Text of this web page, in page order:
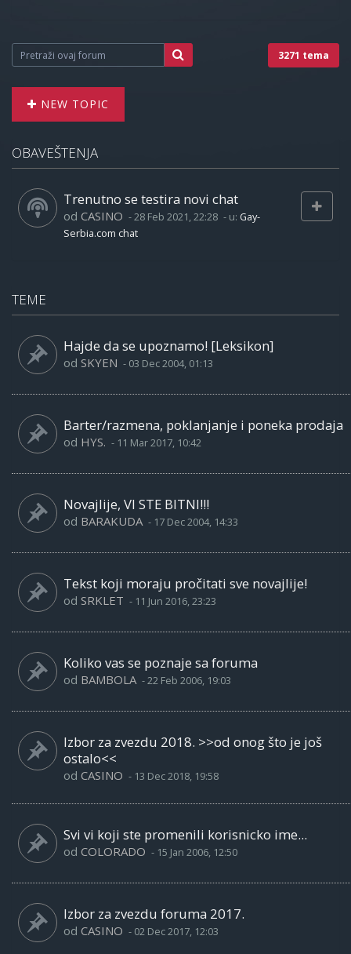
3271 tema
NEW TOPIC
OBAVEŠTENJA
Trenutno se testira novi chat
od CASINO -28 Feb 2021, 22:28 - u: Gay-
Serbia.com chat
TEME
Hajde da se upoznamo! [Leksikon]
od SKYEN - 03 Dec 2004, 01:13
Barter/razmena, poklanjanje i poneka prodaja
od HYS. - 11 Mar 2017, 10:42
Novajlije, VI STE BITNI!!!
od BARAKUDA - 17 Dec 2004, 14:33
Tekst koji moraju pročitati sve novajlije!
od SRKLET - 11 Jun 2016, 23:23
Koliko vas se poznaje sa foruma
od BAMBOLA -22 Feb 2006, 19:03
Izbor za zvezdu 2018. >>od onog što je još
ostalo<<
od CASINO - 13 Dec 2018, 19:58
Svi vi koji ste promenili korisnicko ime...
od COLORADO - 15 Jan 2006, 12:50
Izbor za zvezdu foruma 2017.
od CASINO - 02 Dec 2017, 12:03